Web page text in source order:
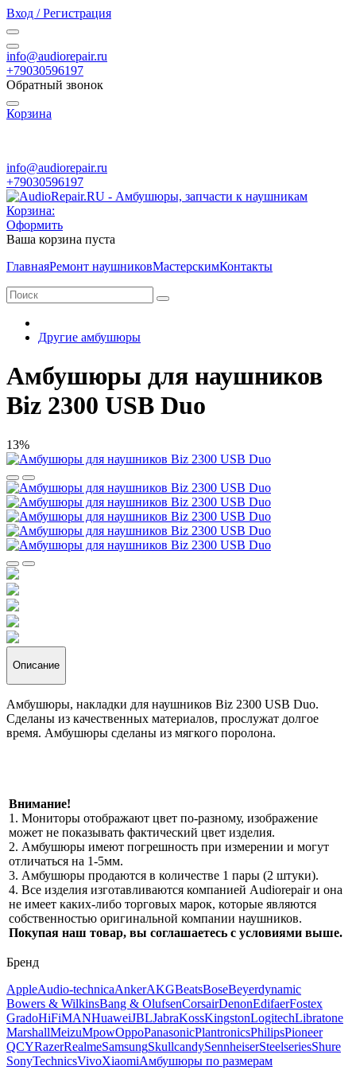
Вход / Регистрация
info@audiorepair.ru
+79030596197
Обратный звонок
Корзина
info@audiorepair.ru
+79030596197
Корзина:
Оформить
Ваша корзина пуста
ГлавнаяРемонт наушниковМастерскимКонтакты
Другие амбушюры
Амбушюры для наушников
Biz 2300 USB Duo
13%
Описание
Амбушюры, накладки для наушников Biz 2300 USB Duo.
Сделаны из качественных материалов, прослужат долгое
время. Амбушюры сделаны из мягкого поролона.
Внимание!
1. Мониторы отображают цвет по-разному, изображение
может не показывать фактический цвет изделия.
2. Амбушюры имеют погрешность при измерении и могут
отличаться на 1-5мм.
3. Амбушюры продаются в количестве 1 пары (2 штуки).
4. Все изделия изготавливаются компанией Audiorepair и она
не имеет каких-либо торговых марок, которые являются
собственностью оригинальной компании наушников.
Покупая наш товар, вы соглашаетесь с условиями выше.
Бренд
AppleAudio-technicaAnkerAKGBeatsBoseBeyerdynamic
Bowers & WilkinsBang & OlufsenCorsairDenonEdifaerFostex
GradoHiFiMANHuaweiJBLJabraKossKingstonLogitechLibratone
MarshallMeizuMpowOppoPanasonicPlantronicsPhilipsPioneer
QCYRazerRealmeSamsungSkullcandySennheiserSteelseriesShure
SonyTechnicsVivoXiaomiАмбушюры по размерам